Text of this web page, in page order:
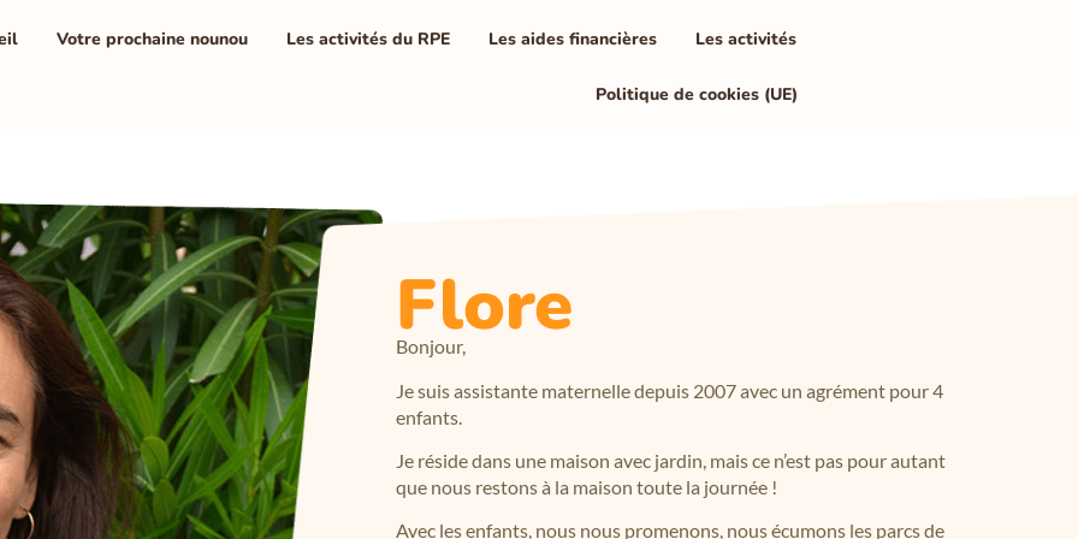
Votre prochaine nounou Les activités du RPE Les aides financières Les activités
Politique de cookies (UE)
Flore
Bonjour,
Je suis assistante maternelle depuis 2007 avec un agrément pour 4
enfants.
Je réside dans une maison avec jardin, mais ce n’est pas pour autant
que nous restons à la maison toute la journée !
Avec les enfants, nous nous promenons, nous écumons les parcs de